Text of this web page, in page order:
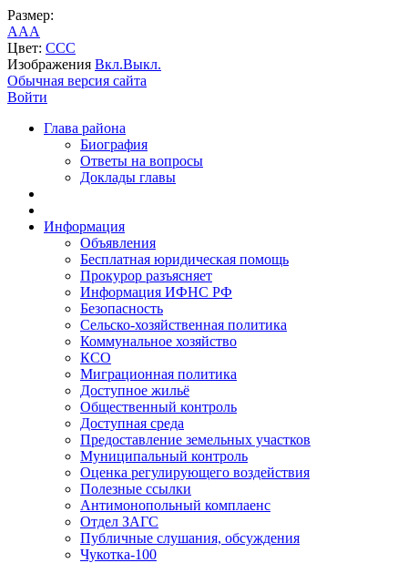
Размер:
AAA
Цвет: CCC
Изображения Вкл.Выкл.
Обычная версия сайта
Войти
Глава района
Биография
Ответы на вопросы
Доклады главы
Информация
Объявления
Бесплатная юридическая помощь
Прокурор разъясняет
Информация ИФНС РФ
Безопасность
Сельско-хозяйственная политика
Коммунальное хозяйство
КСО
Миграционная политика
Доступное жильё
Общественный контроль
Доступная среда
Предоставление земельных участков
Муниципальный контроль
Оценка регулирующего воздействия
Полезные ссылки
Антимонопольный комплаенс
Отдел ЗАГС
Публичные слушания, обсуждения
Чукотка-100